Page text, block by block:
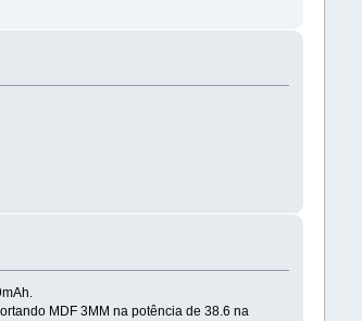
MDF 3MM na potência de 38.6 na